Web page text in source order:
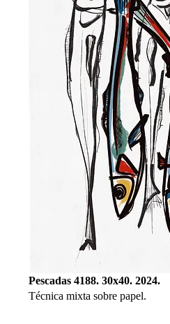
Pescadas 4188. 30x40. 2024.
Técnica mixta sobre papel.